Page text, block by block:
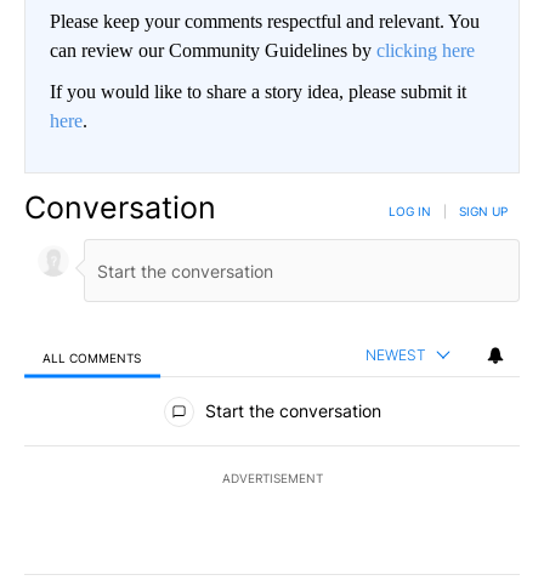
Please keep your comments respectful and relevant. You
can review our Community Guidelines by clicking here
If you would like to share a story idea, please submit it
here.
Conversation LOG IN SIGN UP
ALL COMMENTS NEWEST
All Comments
Start the conversation
ADVERTISEMENT